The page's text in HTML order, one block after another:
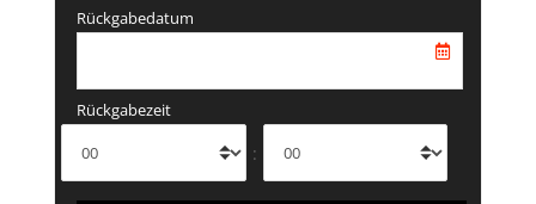
Rückgabedatum
Rückgabezeit
: